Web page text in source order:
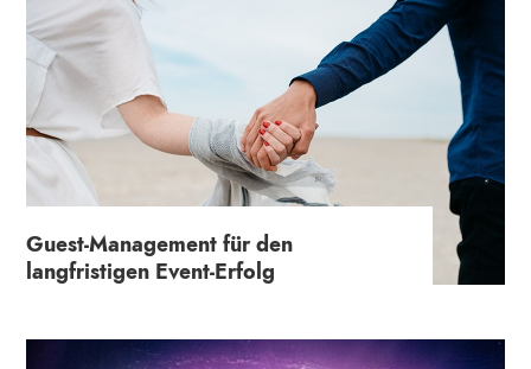
Guest-Management für den
langfristigen Event-Erfolg